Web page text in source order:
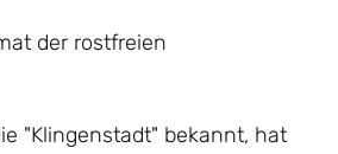
der rostfreien
"Klingenstadt" bekannt, hat